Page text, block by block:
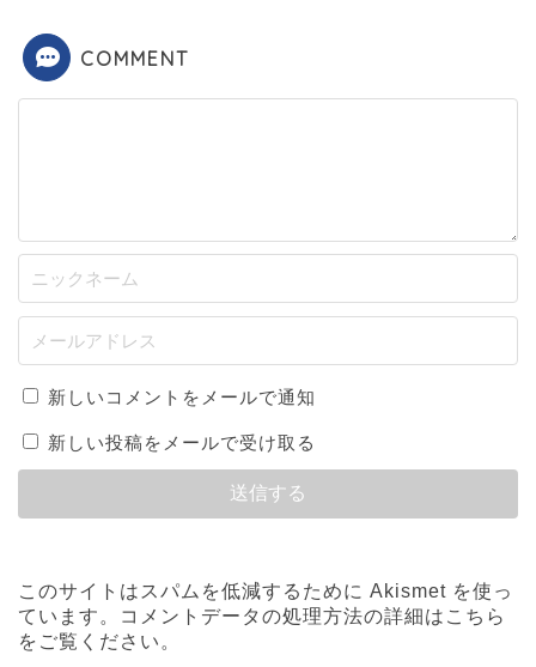
COMMENT
新しいコメントをメールで通知
新しい投稿をメールで受け取る
このサイトはスパムを低減するために Akismet を使っ
ています。
コメントデータの処理方法の詳細はこちら
をご覧ください 。